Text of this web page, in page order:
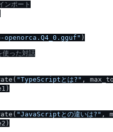
ポート
った対話
"TypeScriptとは?" ,
"JavaScriptとの違いは?" ,